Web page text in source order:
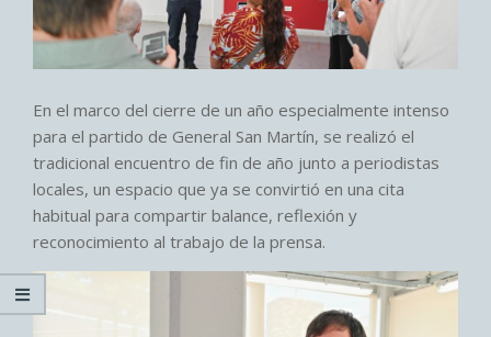
En el marco del cierre de un año especialmente intenso
para el partido de General San Martín, se realizó el
tradicional encuentro de fin de año junto a periodistas
locales, un espacio que ya se convirtió en una cita
habitual para compartir balance, reflexión y
reconocimiento al trabajo de la prensa.